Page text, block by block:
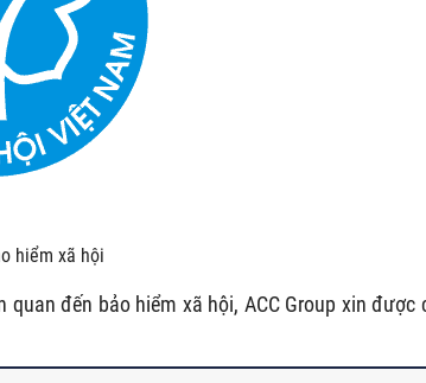
hiểm xã hội
đến bảo hiểm xã hội, ACC Group xin được